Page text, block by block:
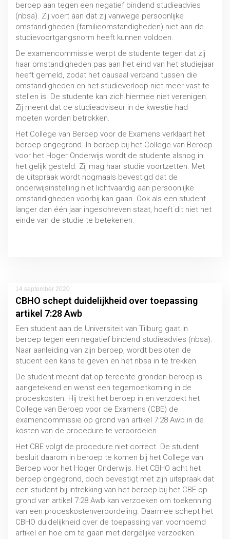
Rechtsbescherming
MBO / HBO / WO
Bindend studieadvies (BAS/NBSA)
MBO / HBO / WO
Schorsing en verwijdering
MBO / HBO / WO
beroep aan tegen een negatief bindend studieadvies
(nbsa). Zij voert aan dat zij vanwege persoonlijke
omstandigheden (familieomstandigheden) niet aan de
studievoortgangsnorm heeft kunnen voldoen.
De examencommissie werpt de studente tegen dat zij
haar omstandigheden pas aan het eind van het studiejaar
heeft gemeld, zodat het causaal verband tussen die
omstandigheden en het studieverloop niet meer vast te
stellen is. De studente kan zich hiermee niet verenigen.
Zij meent dat de studieadviseur in de kwestie had
moeten worden betrokken.
Het College van Beroep voor de Examens verklaart het
beroep ongegrond. In beroep bij het College van Beroep
voor het Hoger Onderwijs wordt de studente alsnog in
het gelijk gesteld. Zij mag haar studie voortzetten. Met
de uitspraak wordt nogmaals bevestigd dat de
onderwijsinstelling niet lichtvaardig aan persoonlijke
omstandigheden voorbij kan gaan. Ook als een student
langer dan één jaar ingeschreven staat, hoeft dit niet het
einde van de studie te betekenen.
14 september 2020
CBHO schept duidelijkheid over toepassing
artikel 7:28 Awb
Een student aan de Universiteit van Tilburg gaat in
beroep tegen een negatief bindend studieadvies (nbsa).
Naar aanleiding van zijn beroep, wordt besloten de
student een kans te geven en het nbsa in te trekken.
De student meent dat op terechte gronden beroep is
aangetekend en wenst een tegemoetkoming in de
proceskosten. Hij trekt het beroep in en verzoekt het
College van Beroep voor de Examens (CBE) de
examencommissie op grond van artikel 7:28 Awb in de
kosten van de procedure te veroordelen.
Het CBE volgt de procedure niet correct. De student
besluit daarom in beroep te komen bij het College van
Beroep voor het Hoger Onderwijs. Het CBHO acht het
beroep ongegrond, doch bevestigt met zijn uitspraak dat
een student bij intrekking van het beroep bij het CBE op
grond van artikel 7:28 Awb kan verzoeken om toekenning
van een proceskostenveroordeling. Daarmee schept het
CBHO duidelijkheid over de toepassing van voornoemd
artikel en hoe om te gaan met dergelijke verzoeken.